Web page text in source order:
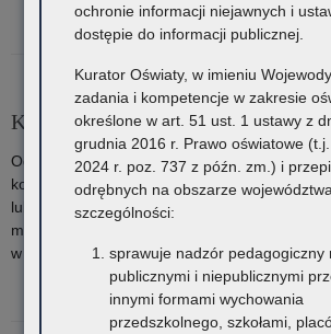
o: Komunikat Małopolskiego Kuratora
zawodów wiedzy, artystycznych i
Komunikacja z podmiotami
Od 1 stycznia 2026 roku e-Doręczenia są
komunikacji między podmiotami publicznymi
lub podmiotami niebędącymi podmiotami
może być stosowany wyłącznie w
w przepisach.
o: Komunikacja z podmiotami publicznymi
ochronie informacji niejawnych i
dostępie do informacji publicznej.
Kurator Oświaty, w imieniu
zadania i kompetencje w zakresie
określone w art. 51 ust. 1 ustawy z
grudnia 2016 r. Prawo oświatowe
2024 r. poz. 737 z późn. zm.) i
odrębnych na obszarze
szczególności:
sprawuje nadzór pedagogiczny
publicznymi i niepublicznymi
innymi formami wychowania
przedszkolnego, szkołami,